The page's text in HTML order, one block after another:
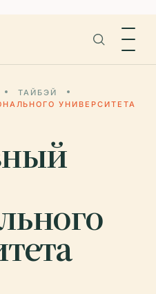
ТАЙБЭЙ
УНИВЕРСИТЕТА